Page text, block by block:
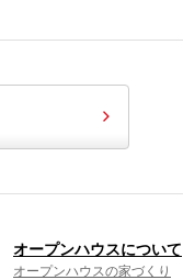
オープンハウスについて
オープンハウスの家づくり